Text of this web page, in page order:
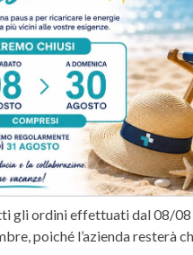
di superfici, strumenti
funghi e virus,
HIV e HBV.
sanitario.
presenti in ambito clinico.
gli ordini effettuati dal 08/08
poiché l’azienda resterà